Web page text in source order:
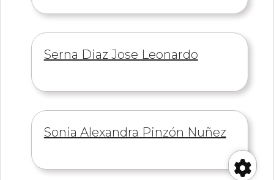
Información
Serna Diaz Jose Leonardo
Información
Sonia Alexandra Pinzón Nuñez